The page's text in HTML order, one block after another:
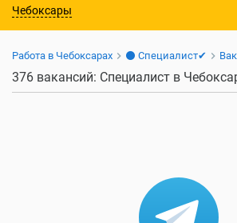
Чебоксары
Работа в Чебоксарах ⚫ Специалист✔
376 вакансий: Специалист в